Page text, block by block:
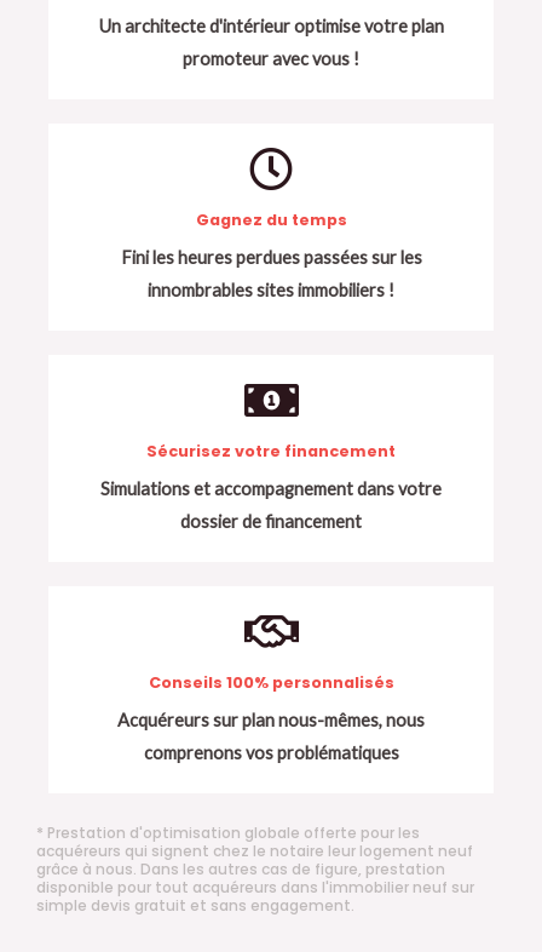
Un architecte d'intérieur optimise votre plan
promoteur avec vous !
Gagnez du temps
Fini les heures perdues passées sur les
innombrables sites immobiliers !
Sécurisez votre financement
Simulations et accompagnement dans votre
dossier de financement
Conseils 100% personnalisés
Acquéreurs sur plan nous-mêmes, nous
comprenons vos problématiques
* Prestation d'optimisation globale offerte pour les
acquéreurs qui signent chez le notaire leur logement neuf
grâce à nous. Dans les autres cas de figure, prestation
disponible pour tout acquéreurs dans l'immobilier neuf sur
simple devis gratuit et sans engagement.